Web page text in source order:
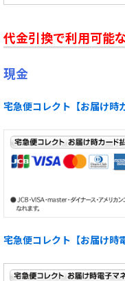
代金引換で利用可能
現金
宅急便コレクト【お届け時
宅急便コレクト【お届け時